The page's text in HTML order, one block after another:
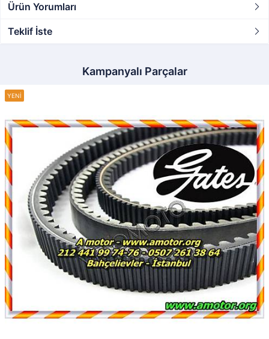
Ürün Yorumları
Teklif İste
Kampanyalı Parçalar